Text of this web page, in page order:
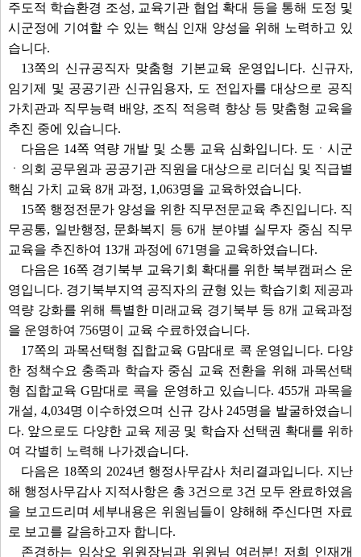
주도적 학습환경 조성, 교육기관 협업 확대 등을 통해 도정 및
시군정에 기여할 수 있는 핵심 인재 양성을 위해 노력하고 있
습니다.
13쪽의 신규공직자 맞춤형 기본교육 운영입니다. 신규자,
임기제 및 공공기관 신규임용자, 도 전입자를 대상으로 공직
가치관과 직무능력 배양, 조직 적응력 향상 등 맞춤형 교육을
추진 중에 있습니다.
다음은 14쪽 역량 개발 및 소통 교육 심화입니다. 도ㆍ시군
ㆍ의회 공무원과 공공기관 직원을 대상으로 리더십 및 직급별
핵심 가치 교육 8개 과정, 1,063명을 교육하였습니다.
15쪽 행정전문가 양성을 위한 직무전문교육 추진입니다. 직
무공통, 일반행정, 문화복지 등 6개 분야별 실무자 중심 직무
교육을 추진하여 13개 과정에 671명을 교육하였습니다.
다음은 16쪽 경기북부 교육기회 확대를 위한 북부캠퍼스 운
영입니다. 경기북부지역 공직자의 균형 있는 학습기회 제공과
역량 강화를 위해 특별한 미래교육 경기북부 등 8개 교육과정
을 운영하여 756명이 교육 수료하였습니다.
17쪽의 과목선택형 집합교육 G맘대로 콕 운영입니다. 다양
한 정책수요 충족과 학습자 중심 교육 전환을 위해 과목선택
형 집합교육 G맘대로 콕을 운영하고 있습니다. 455개 과목을
개설, 4,034명 이수하였으며 신규 강사 245명을 발굴하였습니
다. 앞으로도 다양한 교육 제공 및 학습자 선택권 확대를 위하
여 각별히 노력해 나가겠습니다.
다음은 18쪽의 2024년 행정사무감사 처리결과입니다. 지난
해 행정사무감사 지적사항은 총 3건으로 3건 모두 완료하였음
을 보고드리며 세부내용은 위원님들이 양해해 주신다면 자료
로 보고를 갈음하고자 합니다.
존경하는 임상오 위원장님과 위원님 여러분! 저희 인재개